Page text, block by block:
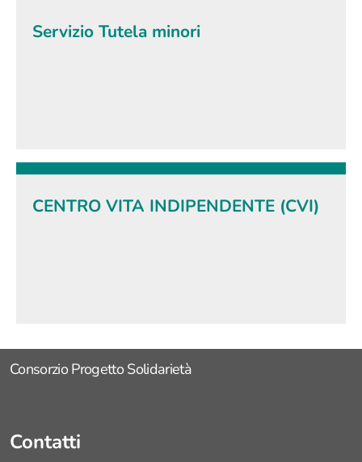
Servizio Tutela minori
CENTRO VITA INDIPENDENTE (CVI)
Consorzio Progetto Solidarietà
Contatti